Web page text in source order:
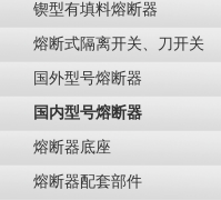
锲型有填料熔断器
熔断式隔离开关、刀开关
国外型号熔断器
国内型号熔断器
熔断器底座
熔断器配套部件